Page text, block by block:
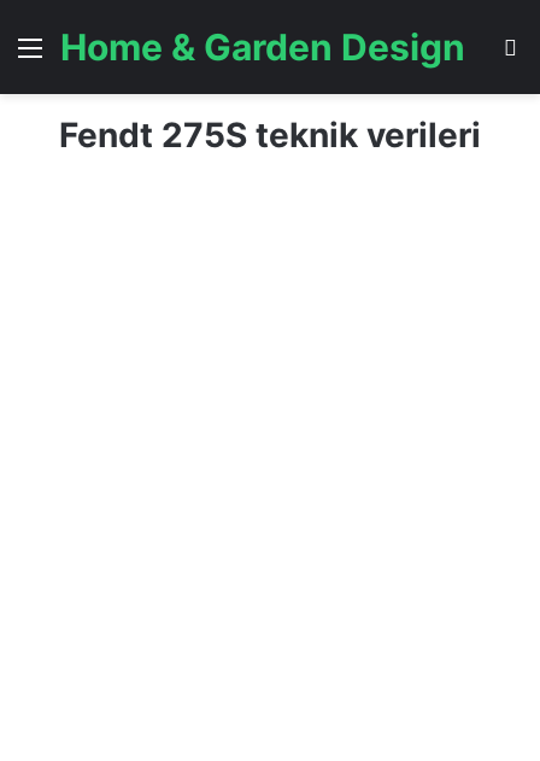
Menü
Home & Garden Design
Fendt 275S teknik verileri